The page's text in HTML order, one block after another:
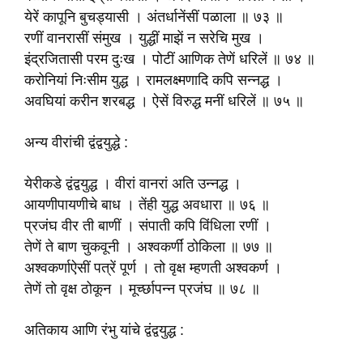
येरें कापूनि बुचड्यासी । अंतर्धानेंसीं पळाला ॥ ७३ ॥
रणीं वानरासीं संमुख । युद्धीं माझें न सरेचि मुख ।
इंद्रजितासी परम दुःख । पोटीं आणिक तेणें धरिलें ॥ ७४ ॥
करोनियां निःसीम युद्ध । रामलक्ष्मणादि कपि सन्नद्ध ।
अवघियां करीन शरबद्ध । ऐसें विरुद्ध मनीं धरिलें ॥ ७५ ॥
अन्य वीरांची द्वंद्वयुद्धे :
येरीकडे द्वंद्वयुद्ध । वीरां वानरां अति उन्नद्ध ।
आयणीपायणीचे बाध । तेंही युद्ध अवधारा ॥ ७६ ॥
प्रजंघ वीर ती बाणीं । संपाती कपि विंधिला रणीं ।
तेणें ते बाण चुकवूनी । अश्वकर्णीं ठोकिला ॥ ७७ ॥
अश्वकर्णाऐसीं पत्रें पूर्ण । तो वृक्ष म्हणती अश्वकर्ण ।
तेणें तो वृक्ष ठोकून । मूर्च्छापन्न प्रजंघ ॥ ७८ ॥
अतिकाय आणि रंभु यांचे द्वंद्वयुद्ध :